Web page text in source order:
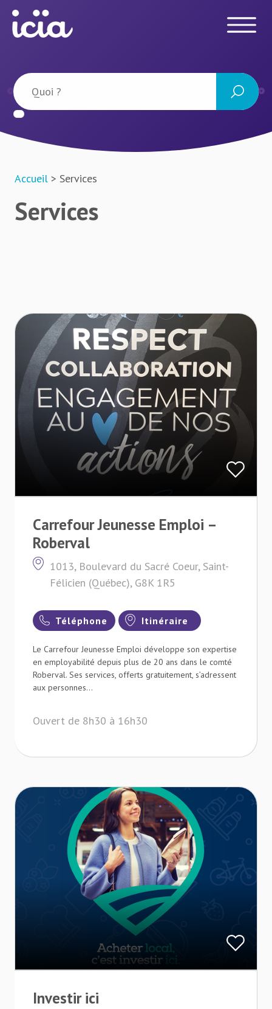
Accueil > Services
Services
Carrefour Jeunesse Emploi –
Roberval
1013, Boulevard du Sacré Coeur, Saint-
Félicien (Québec), G8K 1R5
Téléphone Itinéraire
Le Carrefour Jeunesse Emploi développe son expertise
en employabilité depuis plus de 20 ans dans le comté
Roberval. Ses services, offerts gratuitement, s’adressent
aux personnes...
Ouvert de 8h30 à 16h30
Investir ici